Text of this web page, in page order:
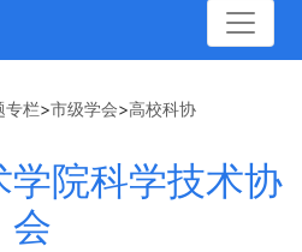
专栏>市级学会>高校科协
院科学技术协
会